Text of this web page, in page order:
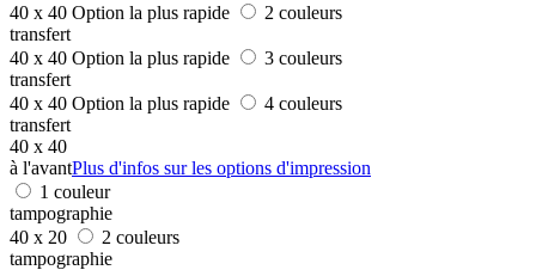
40 x 40 Option la plus rapide
2 couleurs
transfert
40 x 40 Option la plus rapide
3 couleurs
transfert
40 x 40 Option la plus rapide
4 couleurs
transfert
40 x 40
à l'avantPlus d'infos sur les options d'impression
1 couleur
tampographie
40 x 20
2 couleurs
tampographie